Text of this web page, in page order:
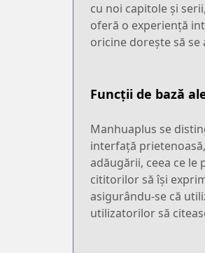
cu noi capitole și
oferă o experiență
oricine dorește să
Funcții de bază
Manhuaplus se
interfață
adăugării, ceea ce le
cititorilor să își
asigurându-se că
utilizatorilor să